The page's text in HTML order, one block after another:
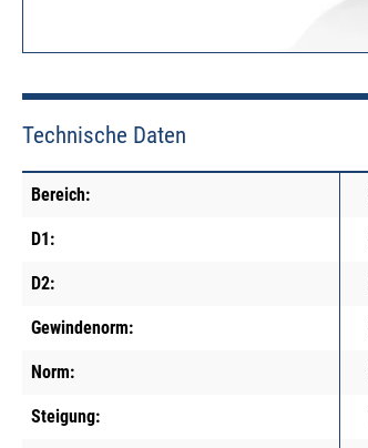
Technische Daten
Bereich:
D1:
D2:
Gewindenorm:
Norm:
Steigung: